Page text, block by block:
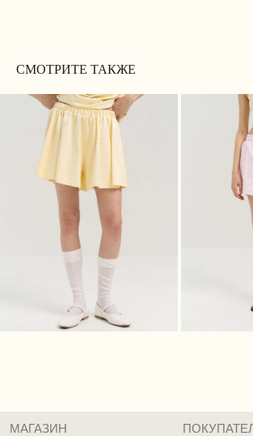
СМОТРИТЕ ТАКЖЕ
Каталог
Личный кабинет
Истории Márte
Сертификаты
МАГАЗИН
Доставка
Программа лояльности
Контакты / Магазины
+7 (912) 254-21-96
MARTE@MARTE-RU.COM
КОНТАКТЫ
(Ежедневно 10:00–22:00 ЕКБ / 08:00–20:00 МСК)
*Принадлежит запрещённой и экстремистской
ДОКУМЕНТЫ